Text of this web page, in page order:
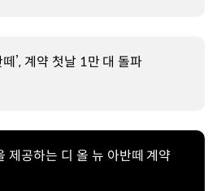
’, 계약 첫날 1만 대 돌파
제공하는 디 올 뉴 아반떼 계약